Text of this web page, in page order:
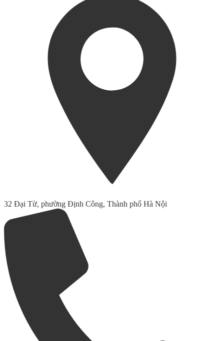
32 Đại Từ, phường Định Công, Thành phố Hà Nội